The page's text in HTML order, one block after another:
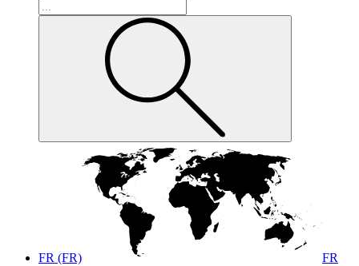
FR (FR) FR